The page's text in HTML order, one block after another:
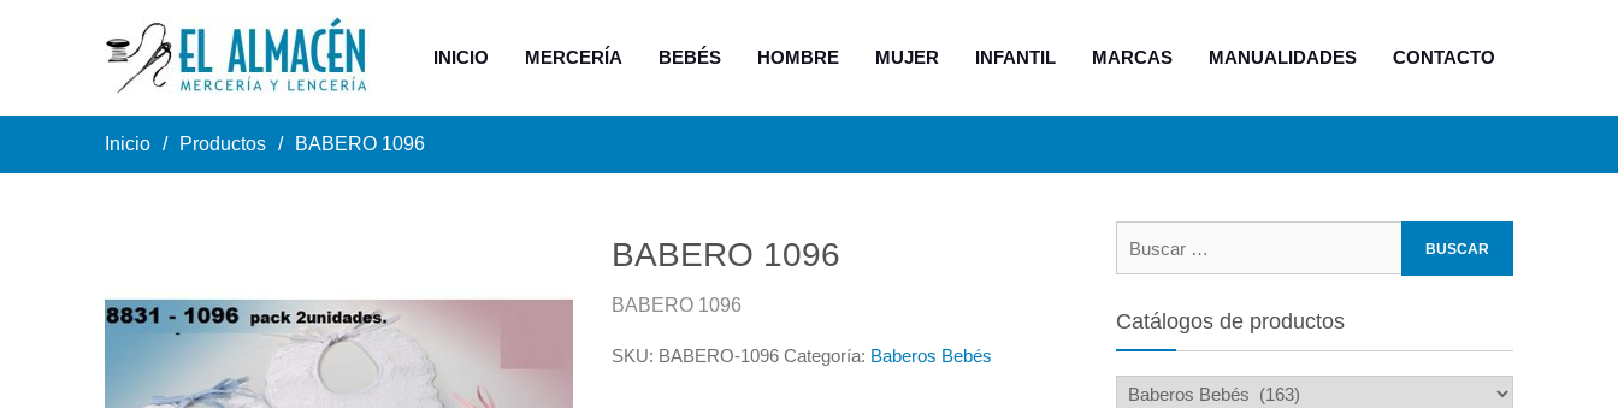
INICIO MERCERÍA BEBÉS HOMBRE MUJER INFANTIL MARCAS MANUALIDADES CONTACTO
Inicio Productos BABERO 1096
BABERO 1096
BABERO 1096
SKU: BABERO-1096 Categoría: Baberos Bebés
Catálogos de productos